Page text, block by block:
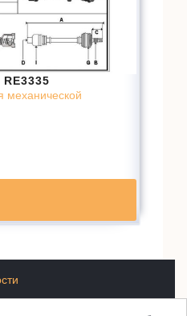
механической